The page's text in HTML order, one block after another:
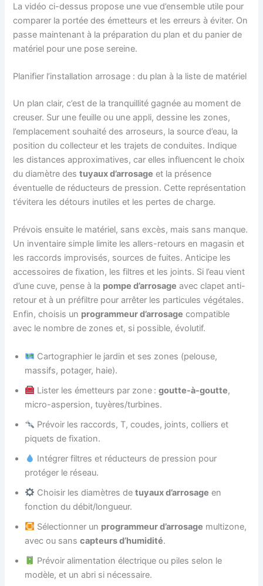
La vidéo ci-dessus propose une vue d’ensemble utile pour
comparer la portée des émetteurs et les erreurs à éviter. On
passe maintenant à la préparation du plan et du panier de
matériel pour une pose sereine.
Planifier l’installation arrosage : du plan à la liste de matériel
Un plan clair, c’est de la tranquillité gagnée au moment de
creuser. Sur une feuille ou une appli, dessine les zones,
l’emplacement souhaité des arroseurs, la source d’eau, la
position du collecteur et les trajets de conduites. Indique
les distances approximatives, car elles influencent le choix
du diamètre destuyaux d’arrosage et la présence
éventuelle de réducteurs de pression. Cette représentation
t’évitera les détours inutiles et les pertes de charge.
Prévois ensuite le matériel, sans excès, mais sans manque.
Un inventaire simple limite les allers-retours en magasin et
les raccords improvisés, sources de fuites. Anticipe les
accessoires de fixation, les filtres et les joints. Si l’eau vient
d’une cuve, pense à la pompe d’arrosage avec clapet anti-
retour et à un préfiltre pour arrêter les particules végétales.
Enfin, choisis un programmeur d’arrosage compatible
avec le nombre de zones et, si possible, évolutif.
Cartographier le jardin et ses zones (pelouse,
massifs, potager, haie).
Lister les émetteurs par zone :goutte-à-goutte,
micro-aspersion, tuyères/turbines.
Prévoir les raccords, T, coudes, joints, colliers et
piquets de fixation.
Intégrer filtres et réducteurs de pression pour
protéger le réseau.
Choisir les diamètres detuyaux d’arrosage en
fonction du débit/longueur.
Sélectionner un programmeur d’arrosage multizone,
avec ou sanscapteurs d’humidité.
Prévoir alimentation électrique ou piles selon le
modèle, et un abri si nécessaire.